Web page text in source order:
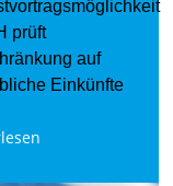
prüft
auf
Einkünfte